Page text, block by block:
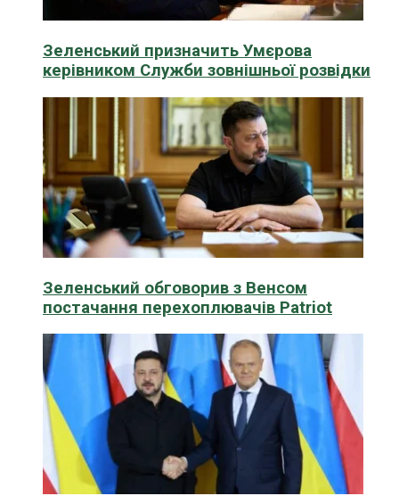
Зеленський призначить Умєрова
керівником Служби зовнішньої розвідки
Зеленський обговорив з Венсом
постачання перехоплювачів Patriot